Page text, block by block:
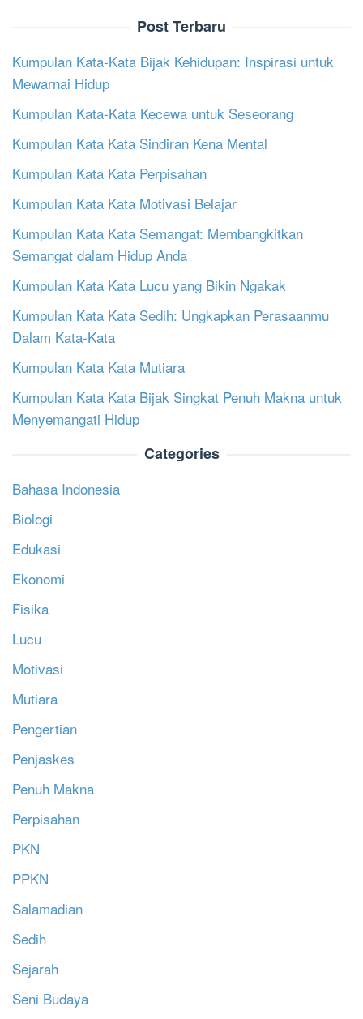
Post Terbaru
Kumpulan Kata-Kata Bijak Kehidupan: Inspirasi untuk
Mewarnai Hidup
Kumpulan Kata-Kata Kecewa untuk Seseorang
Kumpulan Kata Kata Sindiran Kena Mental
Kumpulan Kata Kata Perpisahan
Kumpulan Kata Kata Motivasi Belajar
Kumpulan Kata Kata Semangat: Membangkitkan
Semangat dalam Hidup Anda
Kumpulan Kata Kata Lucu yang Bikin Ngakak
Kumpulan Kata Kata Sedih: Ungkapkan Perasaanmu
Dalam Kata-Kata
Kumpulan Kata Kata Mutiara
Kumpulan Kata Kata Bijak Singkat Penuh Makna untuk
Menyemangati Hidup
Categories
Bahasa Indonesia
Biologi
Edukasi
Ekonomi
Fisika
Lucu
Motivasi
Mutiara
Pengertian
Penjaskes
Penuh Makna
Perpisahan
PKN
PPKN
Salamadian
Sedih
Sejarah
Seni Budaya